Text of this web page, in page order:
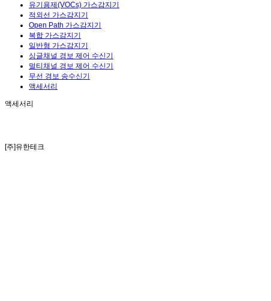
유기용제(VOCs) 가스감지기
적외선 가스감지기
Open Path 가스감지기
복합 가스감지기
일반형 가스감지기
싱글채널 경보 제어 수신기
멀티채널 경보 제어 수신기
무선 경보 송수신기
액세서리
액세서리
[주]유한테크